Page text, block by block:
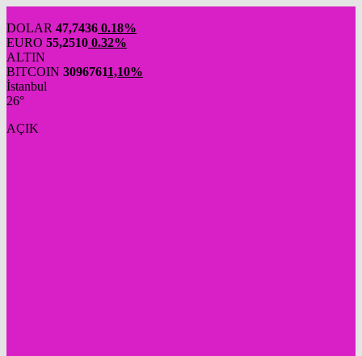
DOLAR 47,7436 0.18%
EURO 55,2510 0.32%
ALTIN
BITCOIN 30967611,10%
İstanbul
26°
AÇIK